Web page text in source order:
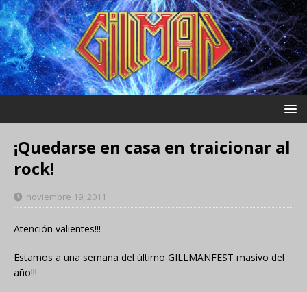
¡Quedarse en casa en traicionar al
rock!
noviembre 19, 2011
Atención valientes!!!
Estamos a una semana del último GILLMANFEST masivo del
año!!!